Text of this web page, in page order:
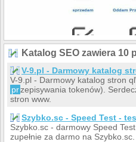
Katalog SEO zawiera 10
V-9.pl - Darmowy katalog
V-9.pl - Darmowy katalog stron
przepisywania tokenów).
stron www.
Szybko.sc - Speed Test -
Szybko.sc - darmowy Speed
zupełnie za darmo na